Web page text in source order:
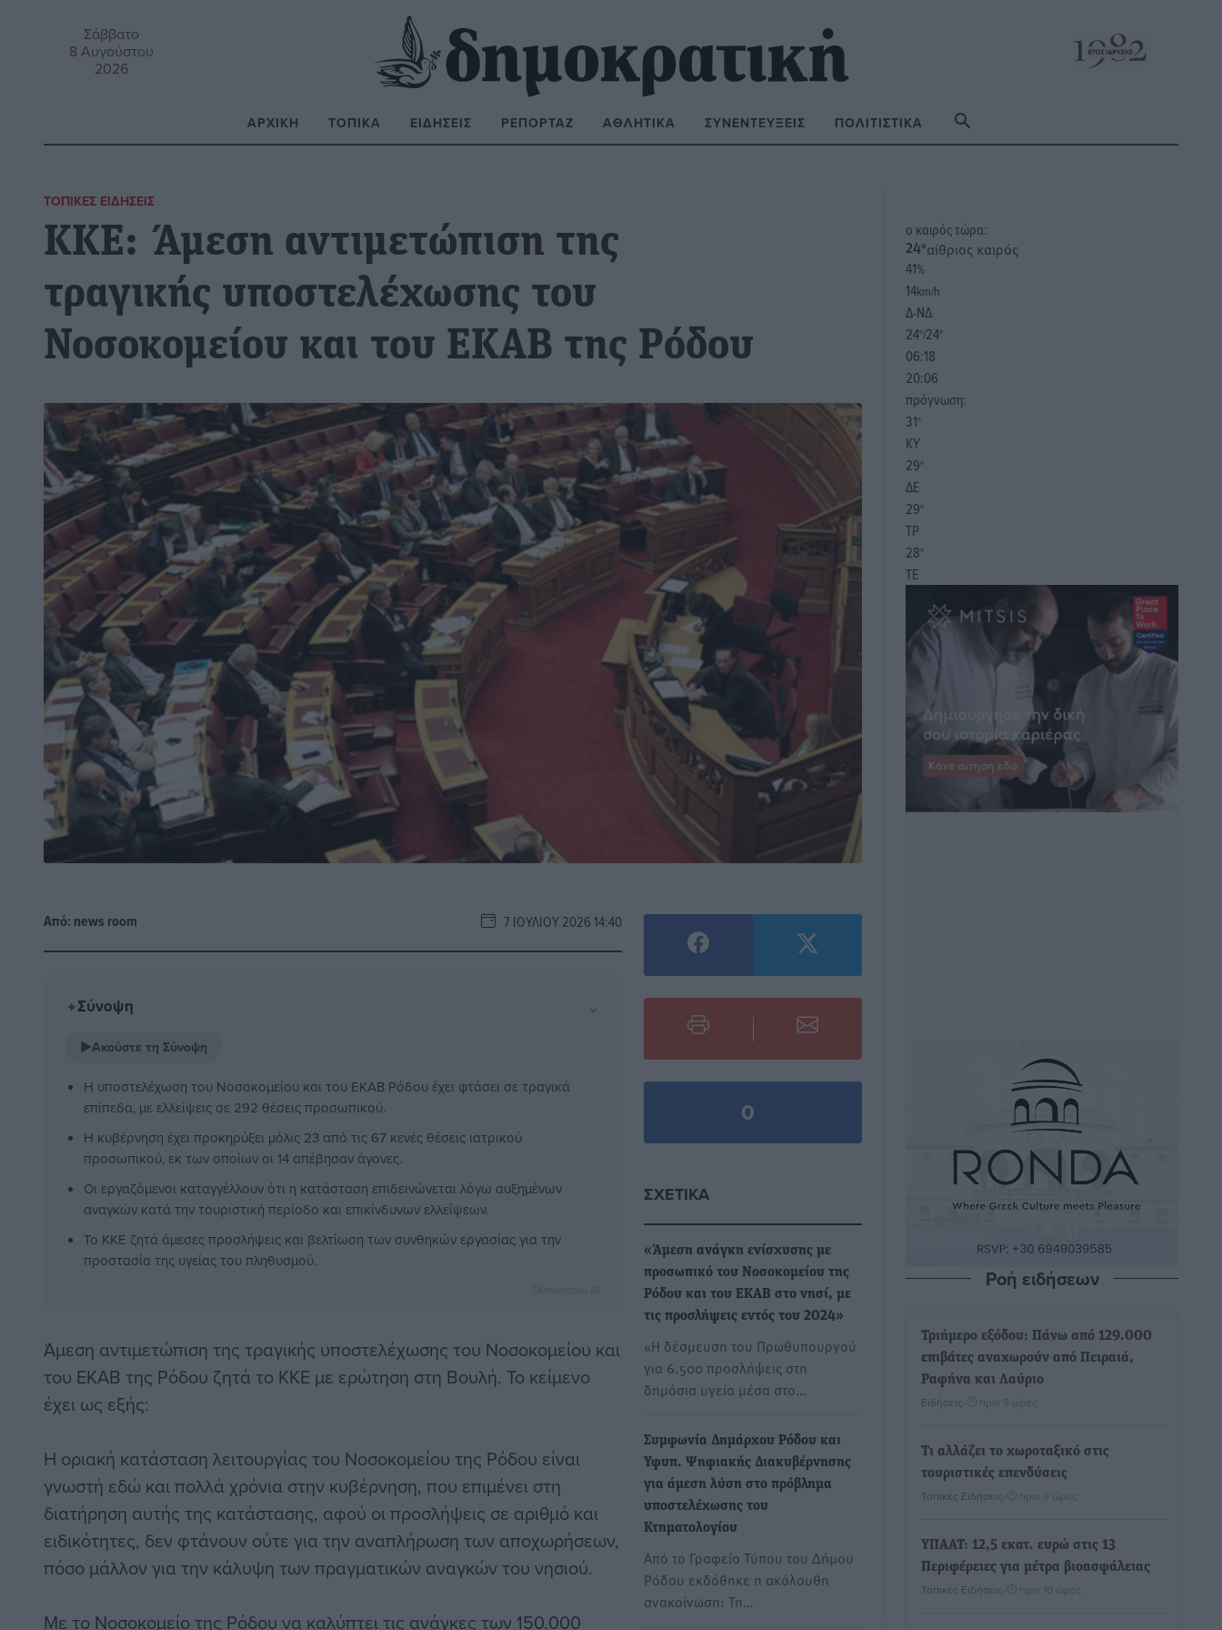
Σάββατο
8 Αυγούστου
2026
ΑΡΧΙΚΉ ΤΟΠΙΚΆ ΕΙΔΉΣΕΙΣ ΡΕΠΟΡΤΆΖ ΑΘΛΗΤΙΚΆ ΣΥΝΕΝΤΕΎΞΕΙΣ ΠΟΛΙΤΙΣΤΙΚΆ
ΤΟΠΙΚΈΣ ΕΙΔΉΣΕΙΣ
ΚΚΕ: Άμεση αντιμετώπιση της
τραγικής υποστελέχωσης του
Νοσοκομείου και του ΕΚΑΒ της Ρόδου
Από: news room 7 ΙΟΥΛΊΟΥ 2026 14:40
✦Σύνοψη ⌄
▶Ακούστε τη Σύνοψη
Η υποστελέχωση του Νοσοκομείου και του ΕΚΑΒ Ρόδου έχει φτάσει σε τραγικά
επίπεδα, με ελλείψεις σε 292 θέσεις προσωπικού.
Η κυβέρνηση έχει προκηρύξει μόλις 23 από τις 67 κενές θέσεις ιατρικού
προσωπικού, εκ των οποίων οι 14 απέβησαν άγονες.
Οι εργαζόμενοι καταγγέλλουν ότι η κατάσταση επιδεινώνεται λόγω αυξημένων
αναγκών κατά την τουριστική περίοδο και επικίνδυνων ελλείψεων.
Το ΚΚΕ ζητά άμεσες προσλήψεις και βελτίωση των συνθηκών εργασίας για την
προστασία της υγείας του πληθυσμού.
Άμεση αντιμετώπιση της τραγικής υποστελέχωσης του Νοσοκομείου και
του ΕΚΑΒ της Ρόδου ζητά το ΚΚΕ με ερώτηση στη Βουλή. Το κείμενο
έχει ως εξής:
Η οριακή κατάσταση λειτουργίας του Νοσοκομείου της Ρόδου είναι
γνωστή εδώ και πολλά χρόνια στην κυβέρνηση, που επιμένει στη
διατήρηση αυτής της κατάστασης, αφού οι προσλήψεις σε αριθμό και
ειδικότητες, δεν φτάνουν ούτε για την αναπλήρωση των αποχωρήσεων,
πόσο μάλλον για την κάλυψη των πραγματικών αναγκών του νησιού.
Με το Νοσοκομείο της Ρόδου να καλύπτει τις ανάγκες των 150.000
0
ΣΧΕΤΙΚΆ
«Άμεση ανάγκη ενίσχυσης με
προσωπικό του Νοσοκομείου της
Ρόδου και του ΕΚΑΒ στο νησί, με
τις προσλήψεις εντός του 2024»
«Η δέσμευση του Πρωθυπουργού
για 6.500 προσλήψεις στη
δημόσια υγεία μέσα στο…
Συμφωνία Δημάρχου Ρόδου και
Υφυπ. Ψηφιακής Διακυβέρνησης
για άμεση λύση στο πρόβλημα
υποστελέχωσης του
Κτηματολογίου
Από το Γραφείο Τύπου του Δήμου
Ρόδου εκδόθηκε η ακόλουθη
ανακοίνωση: Τη…
o καιρός τώρα:
24°αίθριος καιρός
41%
14km/h
Δ-ΝΔ
24°/24°
06:18
20:06
πρόγνωση:
31°
ΚΥ
29°
ΔΕ
29°
ΤΡ
28°
ΤΕ
Ροή ειδήσεων
Τριήμερο εξόδου: Πάνω από 129.000
επιβάτες αναχωρούν από Πειραιά,
Ραφήνα και Λαύριο
Ειδήσεις πριν 9 ώρες
Τι αλλάζει το χωροταξικό στις
τουριστικές επενδύσεις
Τοπικές Ειδήσεις πριν 9 ώρες
ΥΠΑΑΤ: 12,5 εκατ. ευρώ στις 13
Περιφέρειες για μέτρα βιοασφάλειας
Τοπικές Ειδήσεις πριν 10 ώρες